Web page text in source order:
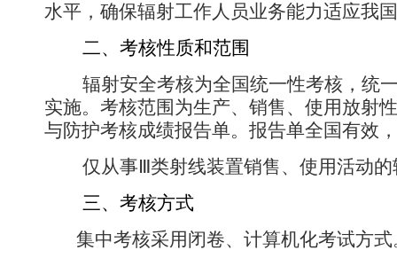
水平，确保辐射工作人员业务能力适应我
二、考核性质和范围
辐射安全考核为全国统一性考核，统
实施。考核范围为生产、销售、使用放射
与防护考核成绩报告单。报告单全国有效
仅从事Ⅲ类射线装置销售、使用活动
三、考核方式
集中考核采用闭卷、计算机化考试方